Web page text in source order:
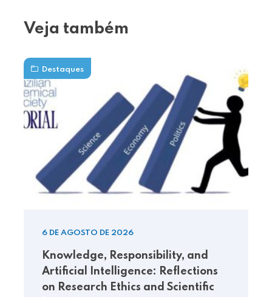
Veja também
Destaques
6 DE AGOSTO DE 2026
Knowledge, Responsibility, and
Artificial Intelligence: Reflections
on Research Ethics and Scientific